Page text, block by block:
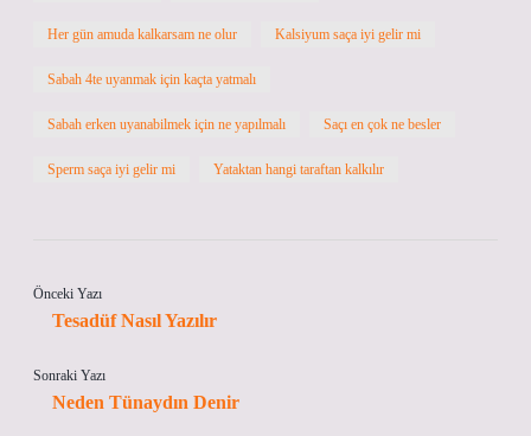
Her gün amuda kalkarsam ne olur Kalsiyum saça iyi gelir mi
Sabah 4te uyanmak için kaçta yatmalı
Sabah erken uyanabilmek için ne yapılmalı Saçı en çok ne besler
Sperm saça iyi gelir mi Yataktan hangi taraftan kalkılır
Önceki Yazı
Tesadüf Nasıl Yazılır
Sonraki Yazı
Neden Tünaydın Denir